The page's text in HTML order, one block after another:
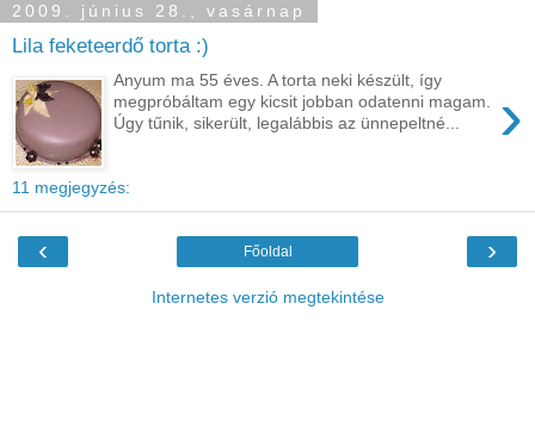
2009. június 28., vasárnap
Lila feketeerdő torta :)
›
Anyum ma 55 éves. A torta neki készült, így
megpróbáltam egy kicsit jobban odatenni magam.
Úgy tűnik, sikerült, legalábbis az ünnepeltné...
11 megjegyzés:
‹ ›
Főoldal
Internetes verzió megtekintése